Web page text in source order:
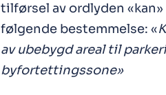
tilførsel av ordlyden
følgende bestemmelse: «
av ubebygd areal til
byfortettingssone»